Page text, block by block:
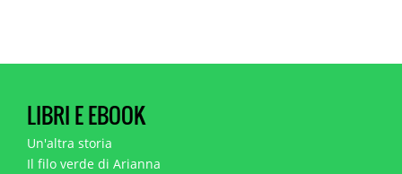
LIBRI E EBOOK
Un'altra storia
Il filo verde di Arianna